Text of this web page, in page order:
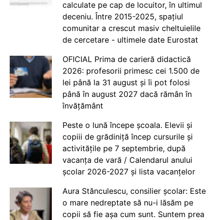
calculate pe cap de locuitor, în ultimul
deceniu. Între 2015-2025, spațiul
comunitar a crescut masiv cheltuielile
de cercetare - ultimele date Eurostat
OFICIAL Prima de carieră didactică
2026: profesorii primesc cei 1.500 de
lei până la 31 august și îi pot folosi
până în august 2027 dacă rămân în
învățământ
Peste o lună începe școala. Elevii și
copiii de grădiniță încep cursurile și
activitățile pe 7 septembrie, după
vacanța de vară / Calendarul anului
școlar 2026-2027 și lista vacanțelor
Aura Stănculescu, consilier școlar: Este
o mare nedreptate să nu-i lăsăm pe
copii să fie așa cum sunt. Suntem prea